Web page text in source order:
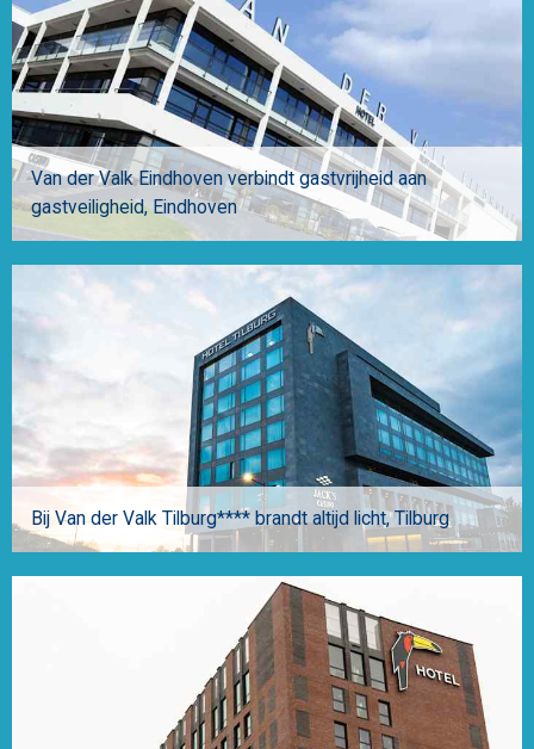
Van der Valk Eindhoven verbindt gastvrijheid aan
gastveiligheid Eindhoven
Bij Van der Valk Tilburg**** brandt altijd licht Tilburg